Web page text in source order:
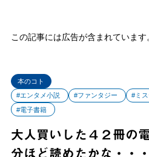
この記事には広告が含まれています
本のコト
#エンタメ小説
#ファンタジー #ミ
#電子書籍
大人買いした４２冊の
分ほど読めたかな・・・